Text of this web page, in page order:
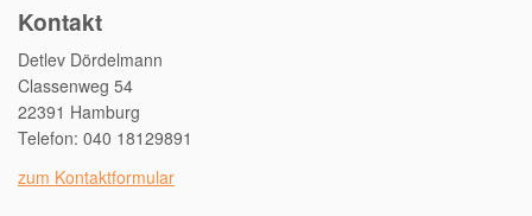
Kontakt
Detlev Dördelmann
Classenweg 54
22391 Hamburg
Telefon: 040 18129891
zum Kontaktformular